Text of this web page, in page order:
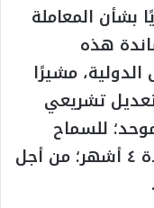
بشأن المعاملة
هذه
مشيرًا
تشريعي
للسماح
بإصدار بطاقة ضريبية مؤقتة لمدة ٤ أشهر؛ من أجل